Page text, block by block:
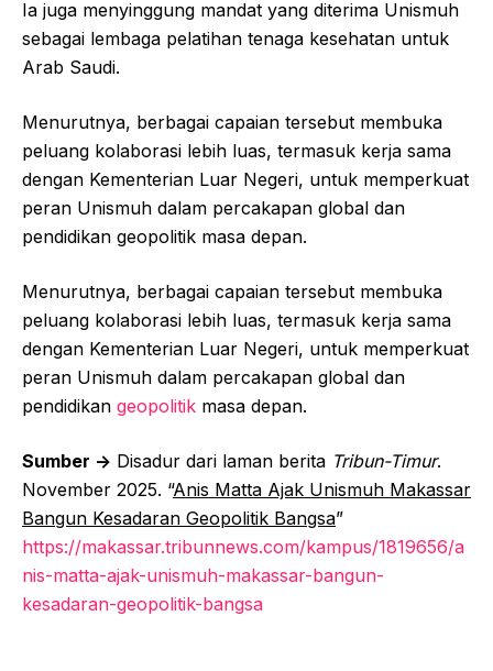
Ia juga menyinggung mandat yang diterima Unismuh
sebagai lembaga pelatihan tenaga kesehatan untuk
Arab Saudi.
Menurutnya, berbagai capaian tersebut membuka
peluang kolaborasi lebih luas, termasuk kerja sama
dengan Kementerian Luar Negeri, untuk memperkuat
peran Unismuh dalam percakapan global dan
pendidikan geopolitik masa depan.
Menurutnya, berbagai capaian tersebut membuka
peluang kolaborasi lebih luas, termasuk kerja sama
dengan Kementerian Luar Negeri, untuk memperkuat
peran Unismuh dalam percakapan global dan
pendidikan geopolitik masa depan.
Sumber -> Disadur dari laman berita Tribun-Timur.
November 2025. “Anis Matta Ajak Unismuh Makassar
Bangun Kesadaran Geopolitik Bangsa”
https://makassar.tribunnews.com/kampus/1819656/a
nis-matta-ajak-unismuh-makassar-bangun-
kesadaran-geopolitik-bangsa